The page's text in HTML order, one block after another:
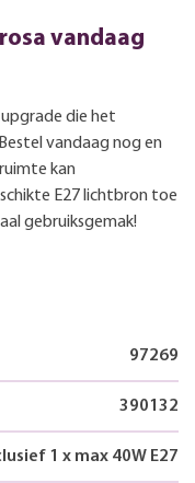
vandaag
die het
vandaag nog en
kan
E27 lichtbron toe
gebruiksgemak!
97269
390132
1 x max 40W E27